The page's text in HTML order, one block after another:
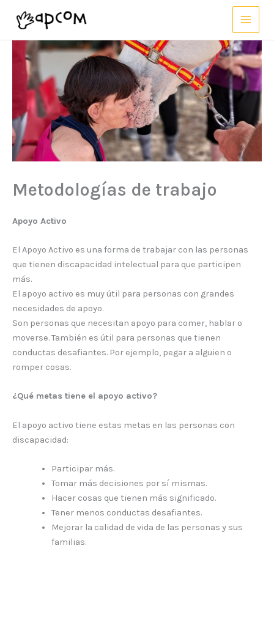
Metodologías de trabajo
Apoyo Activo
El Apoyo Activo es una forma de trabajar con las personas
que tienen discapacidad intelectual para que participen
más.
El apoyo activo es muy útil para personas con grandes
necesidades de apoyo.
Son personas que necesitan apoyo para comer, hablar o
moverse. También es útil para personas que tienen
conductas desafiantes. Por ejemplo, pegar a alguien o
romper cosas.
¿Qué metas tiene el apoyo activo?
El apoyo activo tiene estas metas en las personas con
discapacidad:
Participar más.
Tomar más decisiones por sí mismas.
Hacer cosas que tienen más significado.
Tener menos conductas desafiantes.
Mejorar la calidad de vida de las personas y sus
familias.